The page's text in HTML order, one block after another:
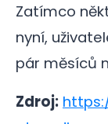
Zatímco
nyní,
pár měsíců
Zdroj: